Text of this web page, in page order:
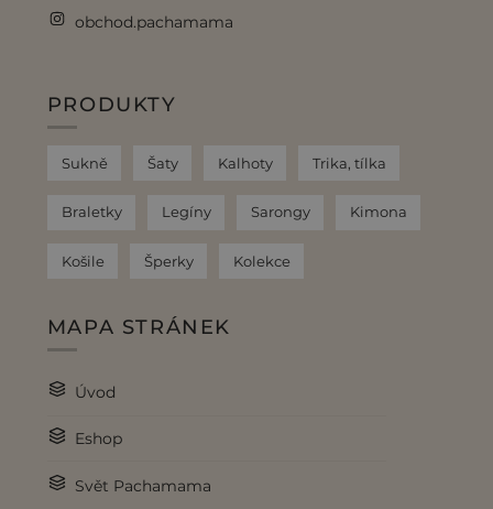
obchod.pachamama
PRODUKTY
Sukně Šaty Kalhoty Trika, tílka
Braletky Legíny Sarongy Kimona
Košile Šperky Kolekce
MAPA STRÁNEK
Úvod
Eshop
Svět Pachamama